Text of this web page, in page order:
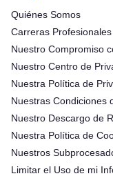
Quiénes Somos
Carreras Profesionales
Nuestro Compromiso
Nuestro Centro de
Nuestra Política de
Nuestras Condiciones
Nuestro Descargo de
Nuestra Política de
Nuestros
Limitar el Uso de mi